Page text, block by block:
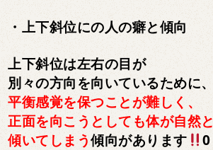
・上下斜位にの人の癖と傾向
上下斜位は左右の目が
別々の方向を向いているために、
平衡感覚を保つことが難しく、
正面を向こうとしても体が自然と
傾いてしまう傾向があります 0